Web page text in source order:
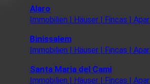
Alaro
Immobilien | Häuser | Fincas |
Binissalem
Immobilien | Häuser | Fincas |
Santa Maria del Cami
Immobilien | Häuser | Fincas |